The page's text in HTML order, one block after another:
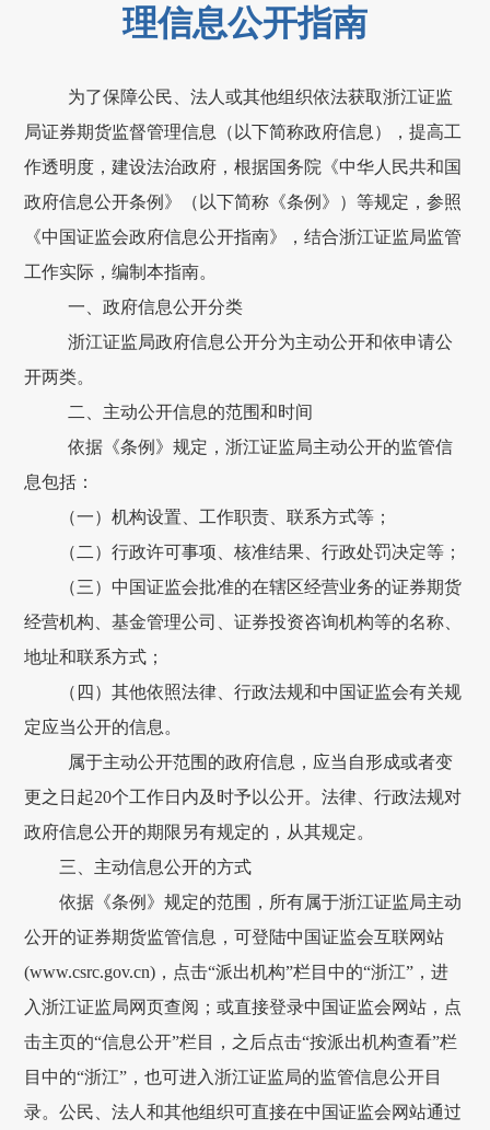
理信息公开指南
为了保障公民、法人或其他组织依法获取浙江证监
局证券期货监督管理信息（以下简称政府信息），提高工
作透明度，建设法治政府，根据国务院《中华人民共和国
政府信息公开条例》（以下简称《条例》）等规定，参照
《中国证监会政府信息公开指南》，结合浙江证监局监管
工作实际，编制本指南。
一、政府信息公开分类
浙江证监局政府信息公开分为主动公开和依申请公
开两类。
二、主动公开信息的范围和时间
依据《条例》规定，浙江证监局主动公开的监管信
息包括：
（一）机构设置、工作职责、联系方式等；
（二）行政许可事项、核准结果、行政处罚决定等；
（三）中国证监会批准的在辖区经营业务的证券期货
经营机构、基金管理公司、证券投资咨询机构等的名称、
地址和联系方式；
（四）其他依照法律、行政法规和中国证监会有关规
定应当公开的信息。
属于主动公开范围的政府信息，应当自形成或者变
更之日起20个工作日内及时予以公开。法律、行政法规对
政府信息公开的期限另有规定的，从其规定。
三、主动信息公开的方式
依据《条例》规定的范围，所有属于浙江证监局主动
公开的证券期货监管信息，可登陆中国证监会互联网站
(www.csrc.gov.cn) ，点击“派出机构”栏目中的“浙江”，进
入浙江证监局网页查阅；或直接登录中国证监会网站，点
击主页的“信息公开”栏目，之后点击“按派出机构查看”栏
目中的“浙江”，也可进入浙江证监局的监管信息公开目
录。公民、法人和其他组织可直接在中国证监会网站通过